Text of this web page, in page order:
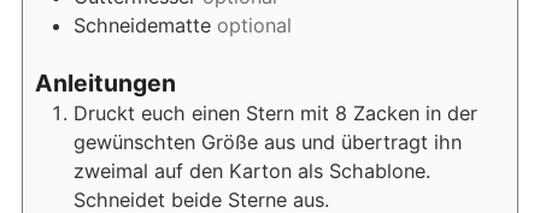
Schneidematte optional
Anleitungen
Druckt euch einen Stern mit 8 Zacken in der
gewünschten Größe aus und übertragt ihn
zweimal auf den Karton als Schablone.
Schneidet beide Sterne aus.